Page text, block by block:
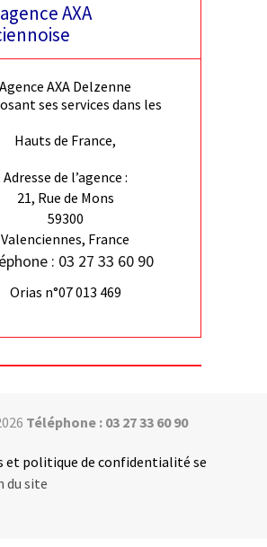
AXA
Agence AXA Delzenne
ses services dans les
Hauts de France,
Adresse de l’agence :
21, Rue de Mons
59300
Valenciennes, France
: 03 27 33 60 90
Orias n°07 013 469
Téléphone : 03 27 33 60 90
et politique de confidentialité se
du site